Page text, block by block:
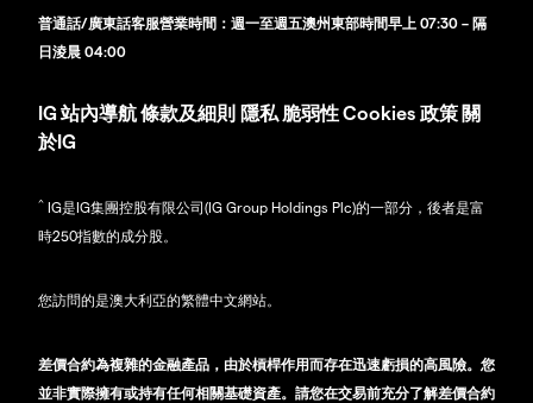
普通話/廣東話客服營業時間：週一至週五澳州東部時間早上 07:30 – 隔
日淩晨 04:00
IG 站內導航條款及細則 隱私 脆弱性Cookies 政策 關
於IG
^ IG是IG集團控股有限公司(IG Group Holdings Plc)的一部分，後者是富
時250指數的成分股。
您訪問的是澳大利亞的繁體中文網站。
差價合約為複雜的金融產品，由於槓桿作用而存在迅速虧損的高風險。您
並非實際擁有或持有任何相關基礎資產。請您在交易前充分了解差價合約